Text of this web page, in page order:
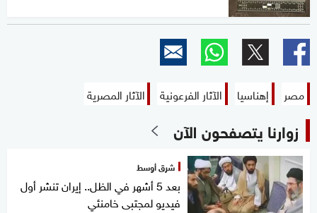
مصر إهناسيا الآثار الفرعونية الآثار المصرية
زوارنا يتصفحون الآن
شرق أوسط
بعد 5 أشهر في الظل.. إيران تنشر أول
فيديو لمجتبى خامنئي